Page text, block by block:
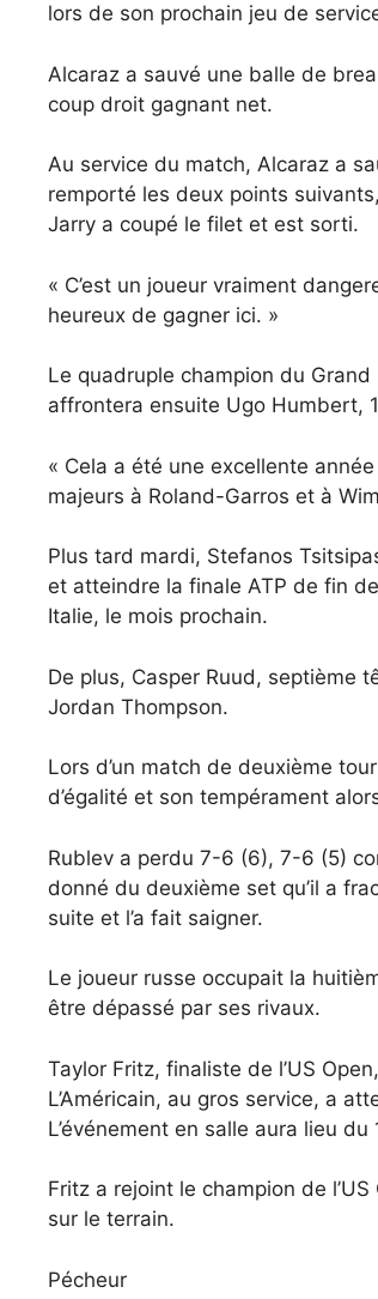
lors de son prochain jeu de
Alcaraz a sauvé une balle de
coup droit gagnant net.
Au service du match, Alcaraz a
remporté les deux points
Jarry a coupé le filet et est sorti.
« C’est un joueur vraiment
heureux de gagner ici. »
Le quadruple champion du
affrontera ensuite Ugo Humbert,
« Cela a été une excellente
majeurs à Roland-Garros et à
Plus tard mardi, Stefanos
et atteindre la finale ATP de fin
Italie, le mois prochain.
De plus, Casper Ruud, septième
Jordan Thompson.
Lors d’un match de deuxième
d’égalité et son tempérament
Rublev a perdu 7-6 (6), 7-6 (5)
donné du deuxième set qu’il a
suite et l’a fait saigner.
Le joueur russe occupait la
être dépassé par ses rivaux.
Taylor Fritz, finaliste de l’US
L’Américain, au gros service, a
L’événement en salle aura lieu
Fritz a rejoint le champion de
sur le terrain.
Pécheur